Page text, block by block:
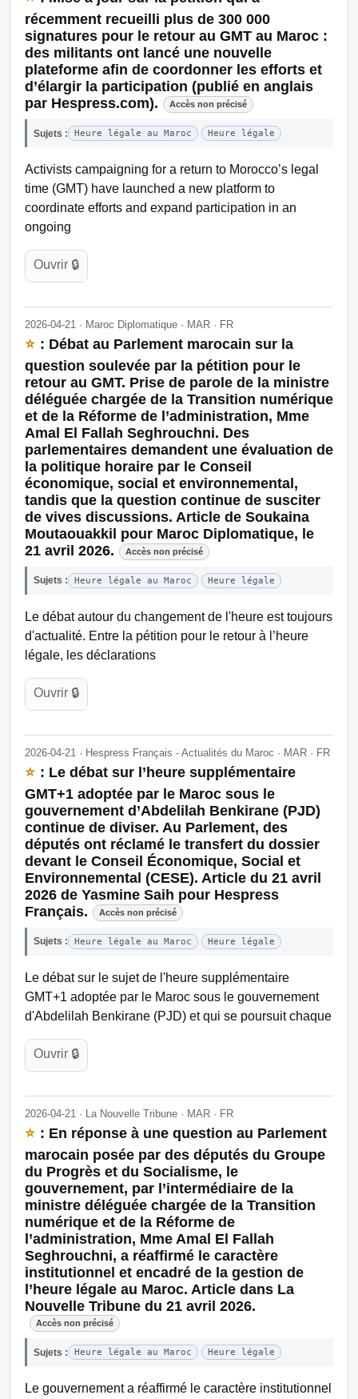
récemment recueilli plus de 300 000
signatures pour le retour au GMT au Maroc :
des militants ont lancé une nouvelle
plateforme afin de coordonner les efforts et
d’élargir la participation (publié en anglais
par Hespress.com).
Accès non précisé
Sujets : Heure légale au Maroc Heure légale
Activists campaigning for a return to Morocco’s legal
time (GMT) have launched a new platform to
coordinate efforts and expand participation in an
ongoing
Ouvrir 🔒
2026-04-21 · Maroc Diplomatique · MAR · FR
⭐ : Débat au Parlement marocain sur la
question soulevée par la pétition pour le
retour au GMT. Prise de parole de la ministre
déléguée chargée de la Transition numérique
et de la Réforme de l’administration, Mme
Amal El Fallah Seghrouchni. Des
parlementaires demandent une évaluation de
la politique horaire par le Conseil
économique, social et environnemental,
tandis que la question continue de susciter
de vives discussions. Article de Soukaina
Moutaouakkil pour Maroc Diplomatique, le
21 avril 2026.
Accès non précisé
Sujets : Heure légale au Maroc Heure légale
Le débat autour du changement de l'heure est toujours
d'actualité. Entre la pétition pour le retour à l’heure
légale, les déclarations
Ouvrir 🔒
2026-04-21 · Hespress Français - Actualités du Maroc · MAR · FR
⭐ : Le débat sur l’heure supplémentaire
GMT+1 adoptée par le Maroc sous le
gouvernement d’Abdelilah Benkirane (PJD)
continue de diviser. Au Parlement, des
députés ont réclamé le transfert du dossier
devant le Conseil Économique, Social et
Environnemental (CESE). Article du 21 avril
2026 de Yasmine Saih pour Hespress
Français.
Accès non précisé
Sujets : Heure légale au Maroc Heure légale
Le débat sur le sujet de l'heure supplémentaire
GMT+1 adoptée par le Maroc sous le gouvernement
d'Abdelilah Benkirane (PJD) et qui se poursuit chaque
Ouvrir 🔒
2026-04-21 · La Nouvelle Tribune · MAR · FR
⭐ : En réponse à une question au Parlement
marocain posée par des députés du Groupe
du Progrès et du Socialisme, le
gouvernement, par l’intermédiaire de la
ministre déléguée chargée de la Transition
numérique et de la Réforme de
l’administration, Mme Amal El Fallah
Seghrouchni, a réaffirmé le caractère
institutionnel et encadré de la gestion de
l’heure légale au Maroc. Article dans La
Nouvelle Tribune du 21 avril 2026.
Accès non précisé
Sujets : Heure légale au Maroc Heure légale
Le gouvernement a réaffirmé le caractère institutionnel